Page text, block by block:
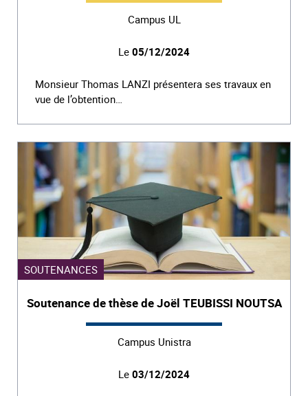
Campus UL
Le 05/12/2024
Monsieur Thomas LANZI présentera ses travaux en
vue de l’obtention…
SOUTENANCES
Soutenance de thèse de Joël TEUBISSI NOUTSA
Campus Unistra
Le 03/12/2024